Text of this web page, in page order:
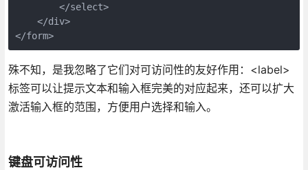
        </select>
    </div>
</form>
殊不知，是我忽略了它们对可访问性的友好作用：<label>
标签可以让提示文本和输入框完美的对应起来，还可以扩大
激活输入框的范围，方便用户选择和输入。
键盘可访问性